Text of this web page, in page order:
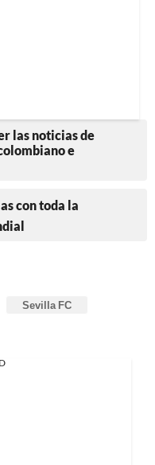
las noticias de
e
con toda la
Sevilla FC